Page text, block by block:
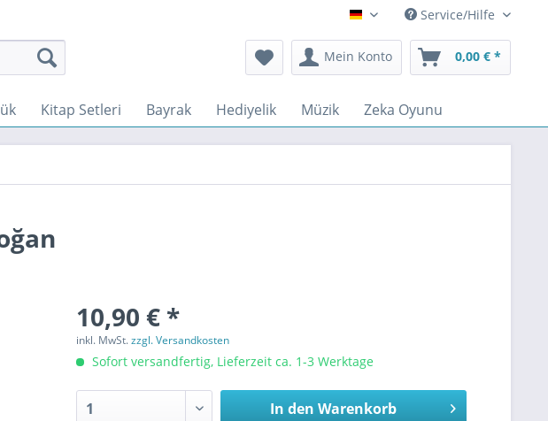
Deutsch Service/Hilfe
Mein Konto 0,00 € *
Kitap Setleri Bayrak Hediyelik Müzik Zeka Oyunu
10,90 € *
inkl. MwSt.zzgl. Versandkosten
Sofort versandfertig, Lieferzeit ca. 1-3 Werktage
In den Warenkorb